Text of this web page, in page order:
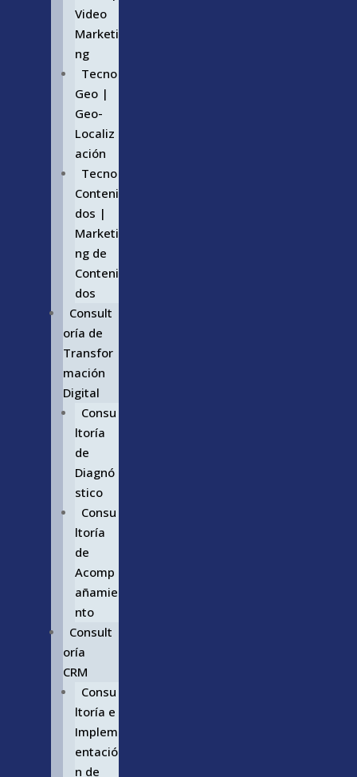
Video
Marketi
ng
Tecno
Geo |
Geo-
Localiz
ación
Tecno
Conteni
dos |
Marketi
ng de
Conteni
dos
Consult
oría de
Transfor
mación
Digital
Consu
ltoría
de
Diagnó
stico
Consu
ltoría
de
Acomp
añamie
nto
Consult
oría
CRM
Consu
ltoría e
Implem
entació
n de